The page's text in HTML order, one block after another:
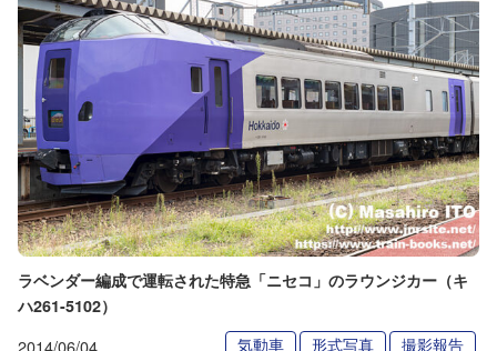
ラベンダー編成で運転された特急「ニセコ」のラウンジカー（キ
ハ261-5102）
2014/06/04 気動車 形式写真 撮影報告